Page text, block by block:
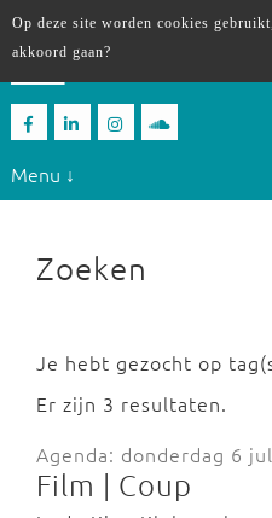
Menu ↓
Zoeken
Je hebt gezocht op
Er zijn 3 resultaten.
Agenda: donderdag 6
Film | Coup
Op deze site worden cookies
akkoord gaan?